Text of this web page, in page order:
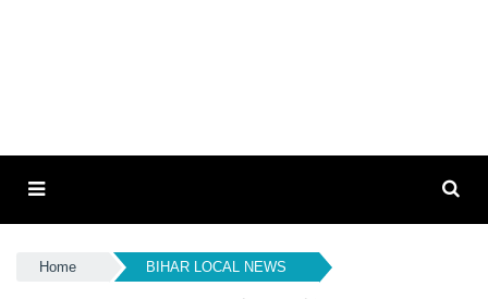
Home BIHAR LOCAL NEWS